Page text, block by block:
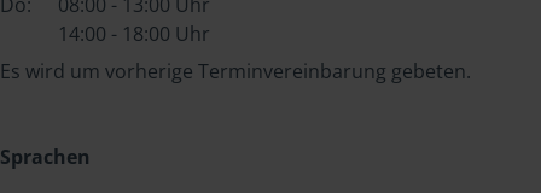
14:00 - 18:00 Uhr
Es wird um vorherige Terminvereinbarung gebeten.
Sprachen